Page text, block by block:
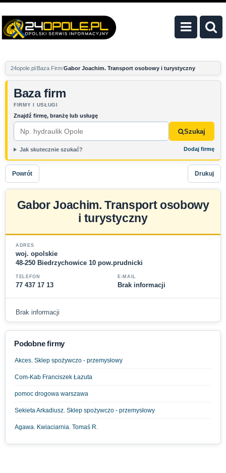
24opole.pl Baza Firm Gabor Joachim. Transport osobowy i turystyczny
Baza firm
FIRMY I USŁUGI
Znajdź firmę, branżę lub usługę
Szukaj
Jak skutecznie szukać? Dodaj firmę
Powrót Drukuj
Gabor Joachim. Transport osobowy
i turystyczny
ADRES
woj. opolskie
48-250 Biedrzychowice 10 pow.prudnicki
TELEFON
77 437 17 13
E-MAIL
Brak informacji
Brak informacji
Podobne firmy
Akces. Sklep spożywczo - przemysłowy
Com-Kab Franciszek Łazuta
pomoc drogowa warszawa
Sekieta Arkadiusz. Sklep spożywczo - przemysłowy
Agawa. Kwiaciarnia. Tomaś R.